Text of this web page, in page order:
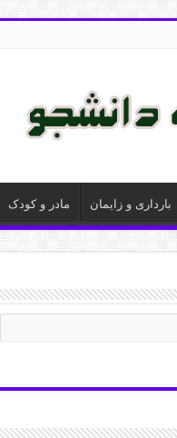
بارداری و زایمان مادر و کودک